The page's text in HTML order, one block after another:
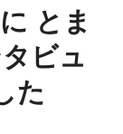
とま
ビュ
た